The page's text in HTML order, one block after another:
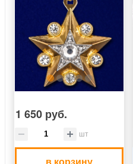
1 650 руб.
шт
в корзину